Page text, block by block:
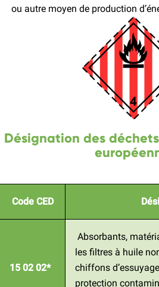
ou autre moyen de production
Désignation des
Code CED
15 02 02*
Absorbants,
les filtres à huile
chiffons
protection